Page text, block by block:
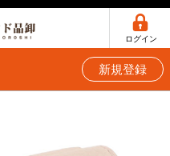
ログイン
新規登録